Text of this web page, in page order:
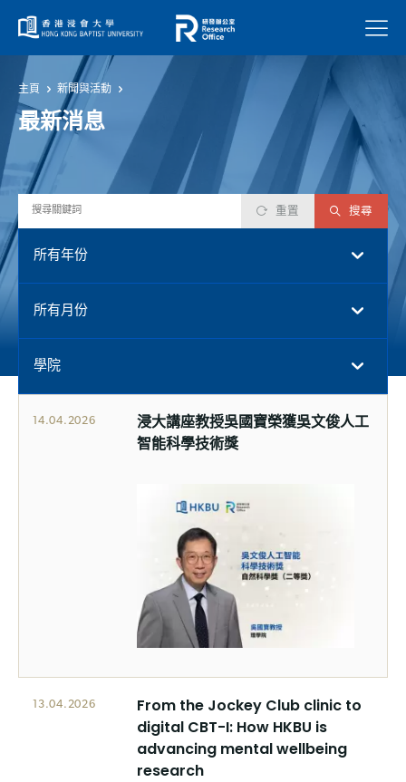
菜單
主頁 新聞與活動
最新消息
重置 搜尋
所有年份
所有月份
學院
14.04.2026
浸大講座教授吳國寶榮獲吳文俊人工
智能科學技術獎
13.04.2026
From the Jockey Club clinic to
digital CBT-I: How HKBU is
advancing mental wellbeing
research